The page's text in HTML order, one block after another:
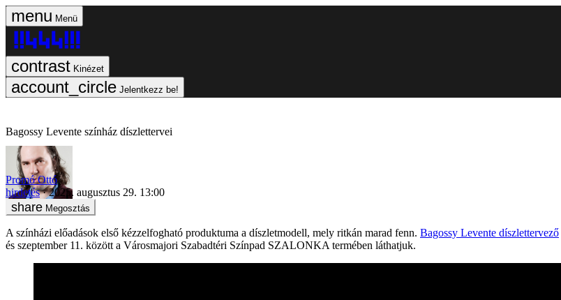
Menü
Kinézet
Jelentkezz be!
Bagossy Levente színház díszlettervei
Promó Ottó
hirdetés
2025. augusztus 29. 13:00
Megosztás
A színházi előadások első kézzelfogható produktuma a díszletmodell, mely ritkán marad fenn. Bagossy Levente díszlettervező
és szeptember 11. között a Városmajori Szabadtéri Színpad SZALONKA termében láthatjuk.